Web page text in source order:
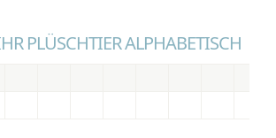
PLÜSCHTIER ALPHABETISCH